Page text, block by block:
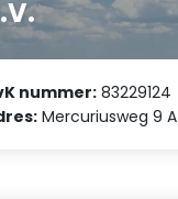
nummer: 83229124
Mercuriusweg 9 A